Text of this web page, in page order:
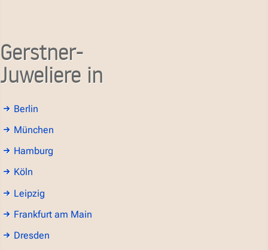
Gerstner-
Juweliere in
Berlin
München
Hamburg
Köln
Leipzig
Frankfurt am Main
Dresden